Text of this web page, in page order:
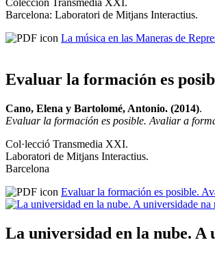
Colección Transmedia XXI.
Barcelona: Laboratori de Mitjans Interactius.
La música en las Maneras de
Evaluar la formación es
Cano, Elena y Bartolomé, Antonio. (2014).
Evaluar la formación es posible. Avaliar a
Col·lecció Transmedia XXI.
Laboratori de Mitjans Interactius.
Barcelona
Evaluar la formación es posible.
La universidad en la nube. A